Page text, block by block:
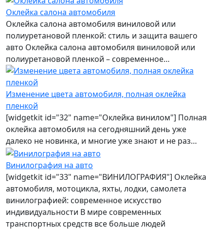
Оклейка салона автомобиля
Оклейка салона автомобиля виниловой или
полиуретановой пленкой: стиль и защита вашего
авто Оклейка салона автомобиля виниловой или
полиуретановой пленкой – современное…
Изменение цвета автомобиля, полная оклейка
пленкой
[widgetkit id="32" name="Оклейка винилом"] Полная
оклейка автомобиля на сегодняшний день уже
далеко не новинка, и многие уже знают и не раз…
Винилография на авто
[widgetkit id="33" name="ВИНИЛОГРАФИЯ"] Оклейка
автомобиля, мотоцикла, яхты, лодки, самолета
винилографией: современное искусство
индивидуальности В мире современных
транспортных средств все больше людей